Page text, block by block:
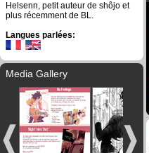
Helsenn, petit auteur de shôjo et
plus récemment de BL.
Langues parlées:
Media Gallery